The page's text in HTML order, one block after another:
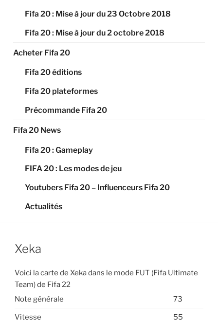
Fifa 20 : Mise à jour du 23 Octobre 2018
Fifa 20 : Mise à jour du 2 octobre 2018
Acheter Fifa 20
Fifa 20 éditions
Fifa 20 plateformes
Précommande Fifa 20
Fifa 20 News
Fifa 20 : Gameplay
FIFA 20 : Les modes de jeu
Youtubers Fifa 20 – Influenceurs Fifa 20
Actualités
Xeka
Voici la carte de Xeka dans le mode FUT (Fifa Ultimate
Team) de Fifa 22
Note générale
73
Vitesse 55